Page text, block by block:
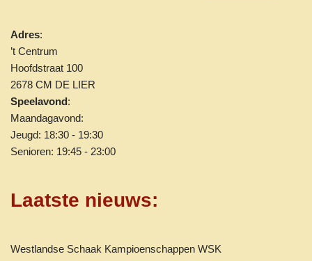
Adres:
’t Centrum
Hoofdstraat 100
2678 CM DE LIER
Speelavond:
Maandagavond:
Jeugd: 18:30 - 19:30
Senioren: 19:45 - 23:00
Laatste nieuws:
Westlandse Schaak Kampioenschappen WSK